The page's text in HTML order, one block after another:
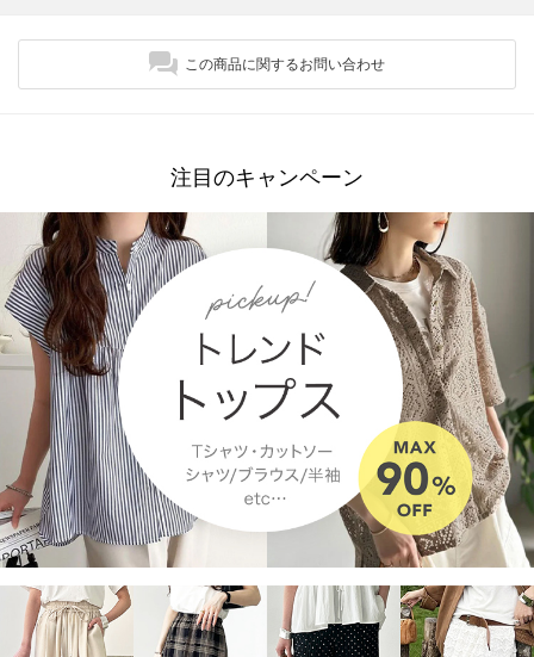
この商品に関するお問い合わせ
注目のキャンペーン